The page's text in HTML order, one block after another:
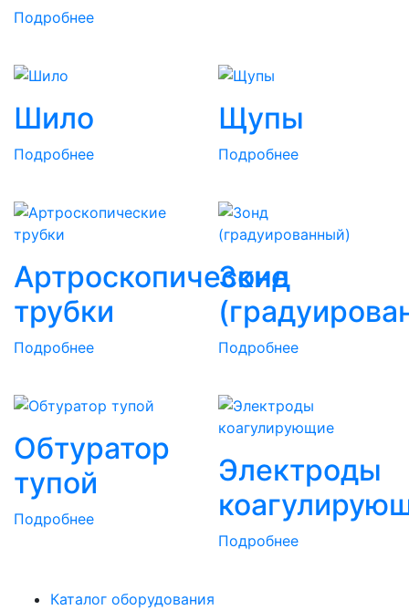
Подробнее
Шило
Подробнее
Щупы
Подробнее
Артроскопические
трубки
Подробнее
Зонд
Подробнее
Обтуратор
тупой
Подробнее
Электроды
Подробнее
Каталог оборудования